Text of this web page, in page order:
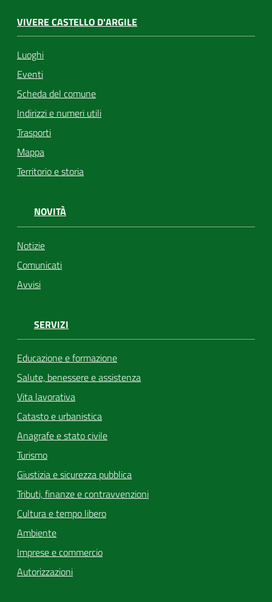
VIVERE CASTELLO D'ARGILE
Luoghi
Eventi
Scheda del comune
Indirizzi e numeri utili
Trasporti
Mappa
Territorio e storia
NOVITÀ
Notizie
Comunicati
Avvisi
SERVIZI
Educazione e formazione
Salute, benessere e assistenza
Vita lavorativa
Catasto e urbanistica
Anagrafe e stato civile
Turismo
Giustizia e sicurezza pubblica
Tributi, finanze e contravvenzioni
Cultura e tempo libero
Ambiente
Imprese e commercio
Autorizzazioni